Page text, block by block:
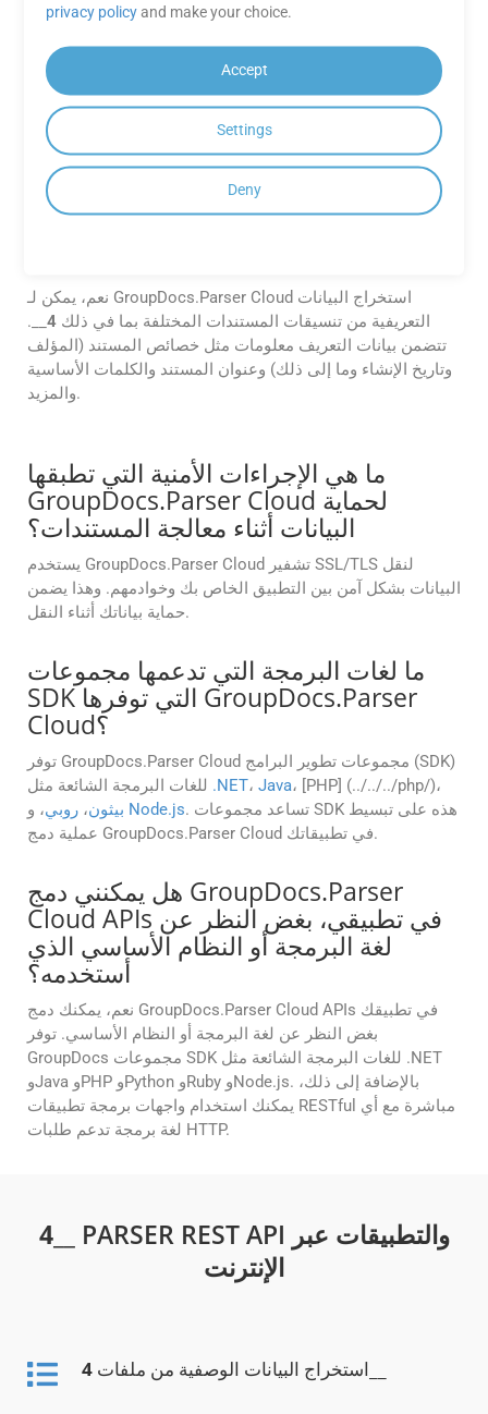
Cloud لفك تشفير الرموز الشريطية أحادية
وثنائية الأبعاد؟
نعم، يدعم GroupDocs.Parser Cloud كلا من الرموز الشريطية
أحادية وثنائية الأبعاد.
هل يمكن لـ GroupDocs.Parser Cloud
نعم، يمكن لـ GroupDocs.Parser Cloud استخراج البيانات
التعريفية من تنسيقات المستندات المختلفة بما في ذلك 4
__.
تتضمن بيانات التعريف معلومات مثل خصائص المستند (المؤلف
وتاريخ الإنشاء وما إلى ذلك) وعنوان المستند والكلمات الأساسية
والمزيد.
ما هي الإجراءات الأمنية التي تطبقها
GroupDocs.Parser Cloud لحماية
البيانات أثناء معالجة المستندات؟
يستخدم GroupDocs.Parser Cloud تشفير SSL/TLS لنقل
البيانات بشكل آمن بين التطبيق الخاص بك وخوادمهم. وهذا يضمن
حماية بياناتك أثناء النقل.
ما لغات البرمجة التي تدعمها مجموعات
SDK التي توفرها GroupDocs.Parser
Cloud؟
توفر GroupDocs.Parser Cloud مجموعات تطوير البرامج (SDK)
.NET، Java، [PHP] (../../../php/)،
بيثون، روبي Node.js. تساعد مجموعات SDK هذه على تبسيط
عملية دمج GroupDocs.Parser Cloud في تطبيقاتك.
هل يمكنني دمج GroupDocs.Parser
Cloud APIs في تطبيقي، بغض النظر عن
لغة البرمجة أو النظام الأساسي الذي
أستخدمه؟
نعم، يمكنك دمج GroupDocs.Parser Cloud APIs في تطبيقك
بغض النظر عن لغة البرمجة أو النظام الأساسي. توفر
GroupDocs مجموعات SDK للغات البرمجة الشائعة مثل .NET
وJava وPHP وPython وRuby وNode.js. بالإضافة إلى ذلك،
يمكنك استخدام واجهات برمجة تطبيقات RESTful مباشرة مع أي
لغة برمجة تدعم طلبات HTTP.
4__ PARSER REST API والتطبيقات عبر
الإنترنت
استخراج البيانات الوصفية من ملفات 4
privacy policyand make your choice.
Accept
Settings
Deny